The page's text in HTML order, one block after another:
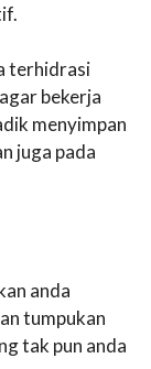
terhidrasi
bekerja
menyimpan
juga pada
anda
tumpukan
tak pun anda